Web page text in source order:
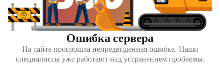
Ошибка сервера
На сайте произошла непредвиденная ошибка. Наши
специалисты уже работают над устранением проблемы.